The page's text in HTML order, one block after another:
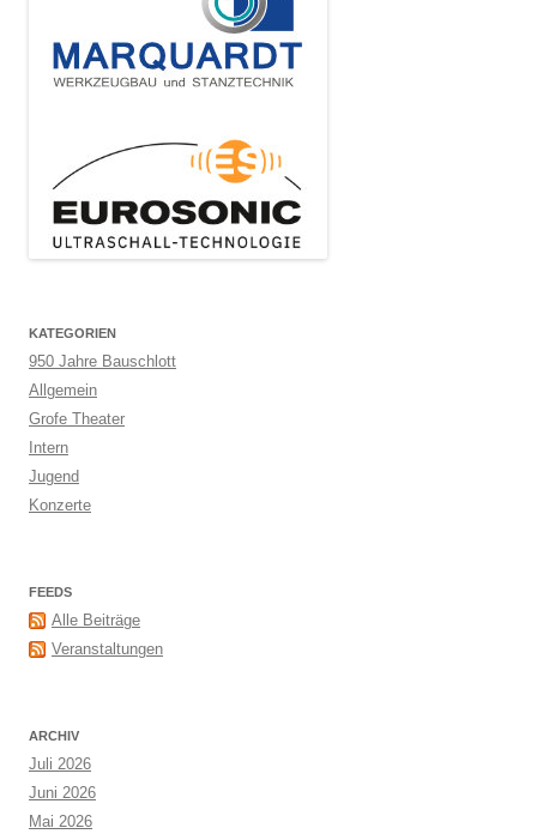
KATEGORIEN
950 Jahre Bauschlott
Allgemein
Grofe Theater
Intern
Jugend
Konzerte
FEEDS
Alle Beiträge
Veranstaltungen
ARCHIV
Juli 2026
Juni 2026
Mai 2026